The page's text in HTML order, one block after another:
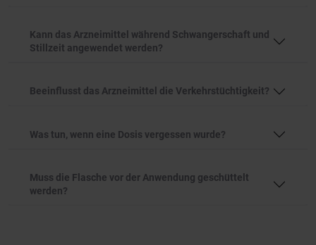
Kann das Arzneimittel während Schwangerschaft und
Stillzeit angewendet werden?
Beeinflusst das Arzneimittel die Verkehrstüchtigkeit?
Was tun, wenn eine Dosis vergessen wurde?
Muss die Flasche vor der Anwendung geschüttelt
werden?